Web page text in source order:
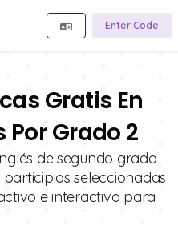
Enter Code
Gratis En
Grado 2
de segundo grado
seleccionadas
e interactivo para